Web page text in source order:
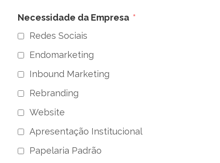
Necessidade da Empresa
Redes Sociais
Endomarketing
Inbound Marketing
Rebranding
Website
Apresentação Institucional
Papelaria Padrão